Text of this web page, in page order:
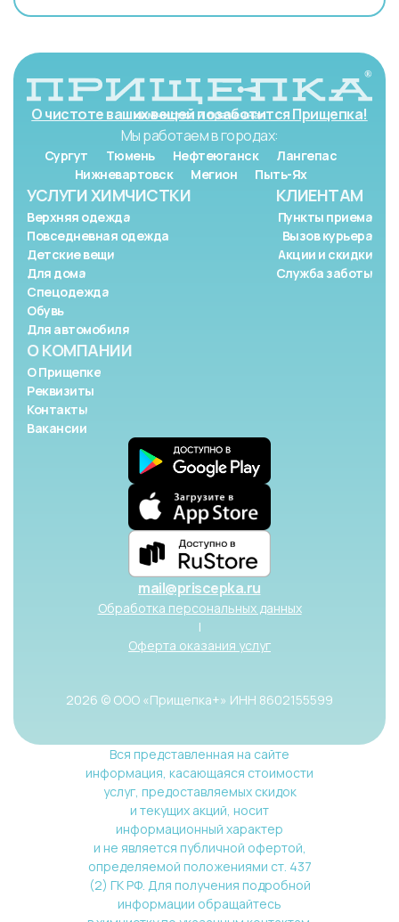
О чистоте ваших вещей позаботится Прищепка!
Мы работаем в городах:
Сургут Тюмень Нефтеюганск
Лангепас
Нижневартовск
Мегион Пыть-Ях
КЛИЕНТАМ
Пункты приема
Вызов курьера
Акции и скидки
Служба заботы
О КОМПАНИИ
О Прищепке
Реквизиты
Контакты
Вакансии
УСЛУГИ ХИМЧИСТКИ
Верхняя одежда
Повседневная одежда
Детские вещи
Для дома
Спецодежда
Обувь
Для автомобиля
mail@priscepka.ru
Обработка персональных данных
|
Оферта оказания услуг
2026 © ООО «Прищепка+» ИНН 8602155599
Вся представленная на сайте
информация, касающаяся стоимости
услуг, предоставляемых скидок
и текущих акций, носит
информационный характер
и не является публичной офертой,
определяемой положениями ст. 437
(2) ГК РФ. Для получения подробной
информации обращайтесь